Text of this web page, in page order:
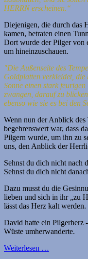
HERRN erscheinen.“
Diejenigen, die durch das
kamen, betraten einen
Dort wurde der Pilger von
um hineinzuschauen.
"Die Außenseite des
Goldplatten verkleidet, die
Sonne einen stark
zwangen, darauf zu
ebenso wie sie es bei den
Wenn nun der Anblick des
begehrenswert war, dass
Pilgern wurde, um ihn zu
uns, den Anblick der
Sehnst du dich nicht nach
Sehnst du dich nicht
Dazu musst du die
lieben und sich in ihr „zu
lässt das Herz kalt werden.
David hatte ein Pilgerherz
Wüste umherwanderte.
Weiterlesen …